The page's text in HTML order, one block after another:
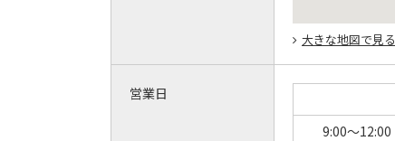
大きな地図で見る
営業日
9:00～12:00